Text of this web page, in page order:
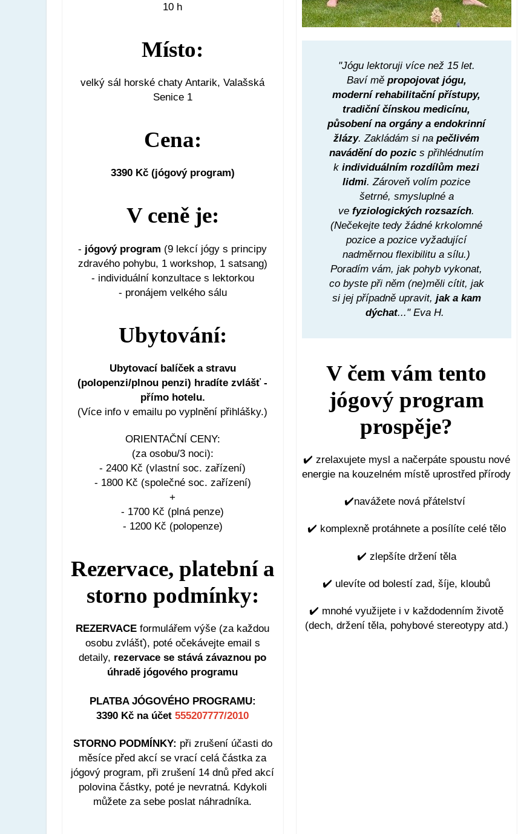
10 h
Místo:
velký sál horské chaty Antarik, Valašská
Senice 1
Cena:
3390 Kč (jógový program)
V ceně je:
- jógový program (9 lekcí jógy s principy
zdravého pohybu, 1 workshop, 1 satsang)
- individuální konzultace s lektorkou
- pronájem velkého sálu
Ubytování:
Ubytovací balíček a stravu
(polopenzi/plnou penzi) hradíte zvlášť -
přímo hotelu.
(Více info v emailu po vyplnění přihlášky.)
ORIENTAČNÍ CENY:
(za osobu/3 noci):
- 2400 Kč (vlastní soc. zařízení)
- 1800 Kč (společné soc. zařízení)
+
- 1700 Kč (plná penze)
- 1200 Kč (polopenze)
Rezervace, platební a
storno podmínky:
REZERVACE formulářem výše (za každou
osobu zvlášť), poté očekávejte email s
detaily, rezervace se stává závaznou po
úhradě jógového programu
PLATBA JÓGOVÉHO PROGRAMU:
3390 Kč na účet555207777/2010
STORNO PODMÍNKY: při zrušení účasti do
měsíce před akcí se vrací celá částka za
jógový program, při zrušení 14 dnů před akcí
polovina částky, poté je nevratná. Kdykoli
můžete za sebe poslat náhradníka.
"Jógu lektoruji více než 15 let.
Baví mě propojovat jógu,
moderní rehabilitační přístupy,
tradiční čínskou medicínu,
působení na orgány a endokrinní
žlázy. Zakládám si napečlivém
navádění do pozic s přihlédnutím
kindividuálním rozdílům mezi
lidmi. Zároveň volím pozice
šetrné, smysluplné a
vefyziologických rozsazích.
(Nečekejte tedy žádné krkolomné
pozice a pozice vyžadující
nadměrnou flexibilitu a sílu.)
Poradím vám, jak pohyb vykonat,
co byste při něm (ne)měli cítit, jak
si jej případně upravit, jak a kam
dýchat..." Eva H.
V čem vám tento
jógový program
prospěje?
✔️ zrelaxujete mysl a načerpáte spoustu nové
energie na kouzelném místě uprostřed přírody
✔️navážete nová přátelství
✔️ komplexně protáhnete a posílíte celé tělo
✔️ zlepšíte držení těla
✔️ ulevíte od bolestí zad, šíje, kloubů
✔️ mnohé využijete i v každodenním životě
(dech, držení těla, pohybové stereotypy atd.)